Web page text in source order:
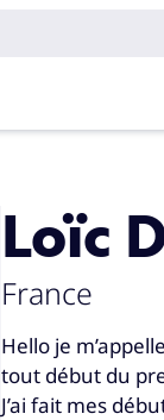
Loïc
France
Hello je
tout début du
J’ai fait mes